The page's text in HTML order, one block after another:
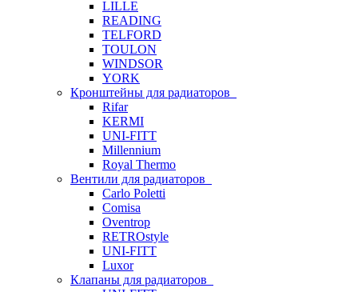
LILLE
READING
TELFORD
TOULON
WINDSOR
YORK
Кронштейны для радиаторов
Rifar
KERMI
UNI-FITT
Millennium
Royal Thermo
Вентили для радиаторов
Carlo Poletti
Comisa
Oventrop
RETROstyle
UNI-FITT
Luxor
Клапаны для радиаторов